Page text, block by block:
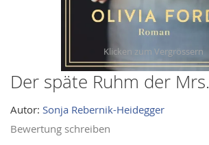
Der späte Ruhm der
Autor: Sonja Rebernik-Heidegger
Bewertung schreiben
Skip
the
beginning